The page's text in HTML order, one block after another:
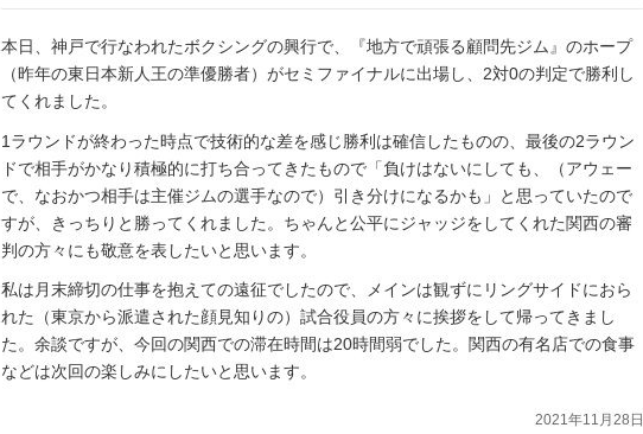
本日、神戸で行なわれたボクシングの興行で、『地方で頑張る顧問先ジム』のホープ
（昨年の東日本新人王の準優勝者）がセミファイナルに出場し、2対0の判定で勝利し
てくれました。
1ラウンドが終わった時点で技術的な差を感じ勝利は確信したものの、最後の2ラウン
ドで相手がかなり積極的に打ち合ってきたもので「負けはないにしても、（アウェー
で、なおかつ相手は主催ジムの選手なので）引き分けになるかも」と思っていたので
すが、きっちりと勝ってくれました。ちゃんと公平にジャッジをしてくれた関西の審
判の方々にも敬意を表したいと思います。
私は月末締切の仕事を抱えての遠征でしたので、メインは観ずにリングサイドにおら
れた（東京から派遣された顔見知りの）試合役員の方々に挨拶をして帰ってきまし
た。余談ですが、今回の関西での滞在時間は20時間弱でした。関西の有名店での食事
などは次回の楽しみにしたいと思います。
2021年11月28日